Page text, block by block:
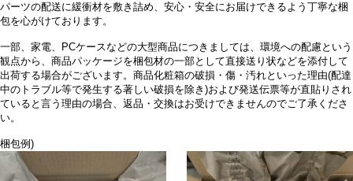
パーツの配送に緩衝材を敷き詰め、安心・安全にお届けできるよう丁寧な梱
包を心がけております。
一部、家電、PCケースなどの大型商品につきましては、環境への配慮という
観点から、商品パッケージを梱包材の一部として直接送り状などを添付して
出荷する場合がございます。商品化粧箱の破損・傷・汚れといった理由(配達
中のトラブル等で発生する著しい破損を除き)および発送伝票等が直貼りされ
ていると言う理由の場合、返品・交換はお受けできませんのでご了承くださ
い。
梱包例)